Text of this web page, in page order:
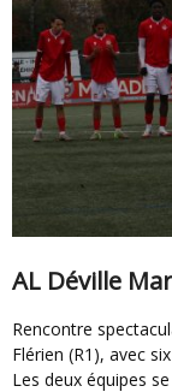
AL Déville
Rencontre spectaculaire entre l’AL Déville Maromme (R2) et le FC
Flérien (R1), avec
Les deux équipes